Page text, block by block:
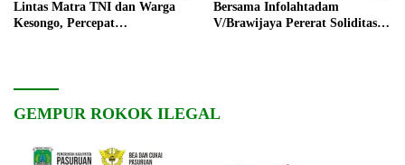
Lintas Matra TNI dan Warga
Kesongo, Percepat
Bersama Infolahtadam
V/Brawijaya Pererat Soliditas
GEMPUR ROKOK ILEGAL